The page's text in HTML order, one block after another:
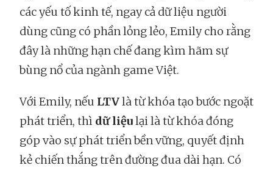
các yếu tố kinh tế, ngay cả dữ liệu người
dùng cũng có phần lỏng lẻo, Emily cho rằng
đây là những hạn chế đang kìm hãm sự
bùng nổ của ngành game Việt.
Với Emily, nếu LTVlà từ khóa tạo bước ngoặt
phát triển, thì dữ liệulại là từ khóa đóng
góp vào sự phát triển bền vững, quyết định
kẻ chiến thắng trên đường đua dài hạn. Có